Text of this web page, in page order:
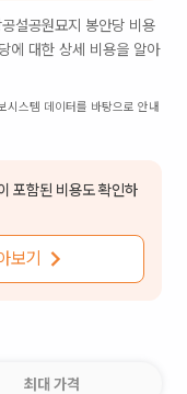
설공원묘지 봉안당 비용
에 대한 상세 비용을 알아
스템 데이터를 바탕으로 안내
포함된 비용도 확인하
보기
최대 가격